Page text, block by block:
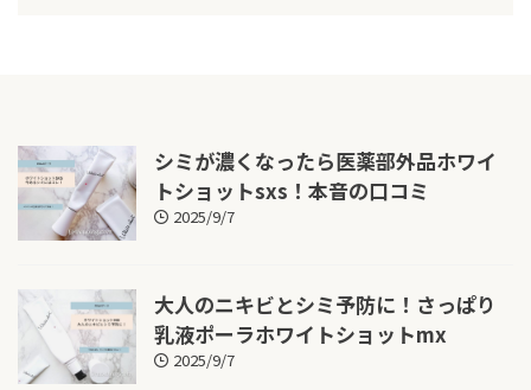
シミが濃くなったら医薬部外品ホワイ
トショットsxs！本音の口コミ
2025/9/7
大人のニキビとシミ予防に！さっぱり
乳液ポーラホワイトショットmx
2025/9/7